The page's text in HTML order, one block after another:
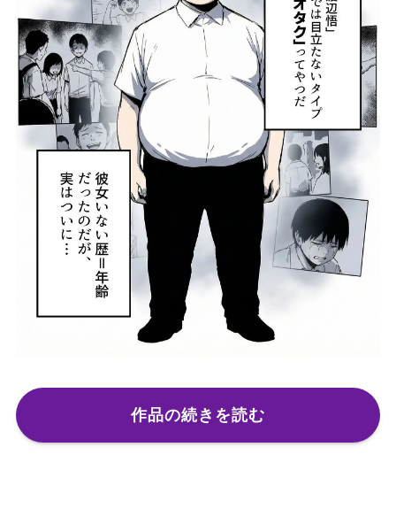
作品の続きを読む